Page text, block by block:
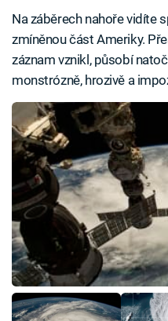
Na záběrech nahoře vidíte
zmíněnou část Ameriky.
záznam vznikl, působí
monstrózně, hrozivě a